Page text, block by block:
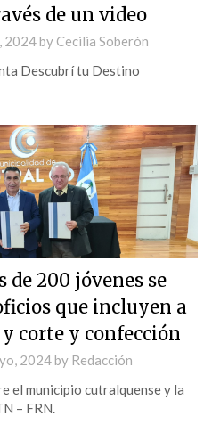
de un video
2024by Cecilia Soberón
Descubrí tu Destino
de 200 jóvenes se
que incluyen a
corte y confección
2024by Redacción
el municipio cutralquense y la
– FRN.